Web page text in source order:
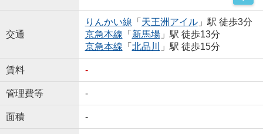
交通
りんかい線 「 天王洲アイル」駅 徒歩3分
京急本線 「 新馬場」駅 徒歩13分
京急本線 「 北品川 」駅 徒歩15分
賃料 -
管理費等 -
面積 -